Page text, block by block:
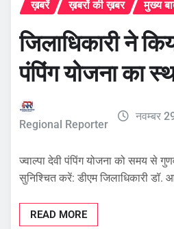
ख़बरें ख़बरों की ख़बर मुख्य
जिलाधिकारी ने
पंपिंग योजना का
Regional Reporter
नवम्बर
ज्वाल्पा देवी पंपिंग योजना को समय से
सुनिश्चित करें: डीएम जिलाधिकारी डॉ.
READ MORE